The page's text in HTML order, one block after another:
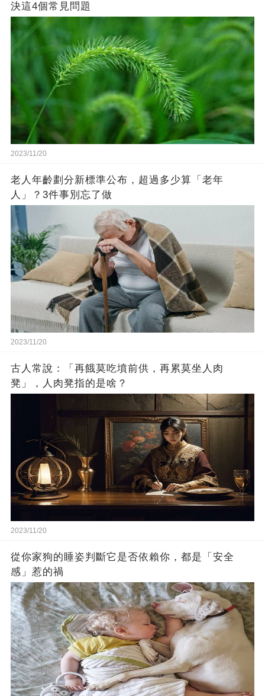
決這4個常見問題
2023/11/20
老人年齡劃分新標準公布，超過多少算「老年
人」？3件事別忘了做
2023/11/20
古人常說：「再餓莫吃墳前供，再累莫坐人肉
凳」，人肉凳指的是啥？
2023/11/20
從你家狗的睡姿判斷它是否依賴你，都是「安全
感」惹的禍